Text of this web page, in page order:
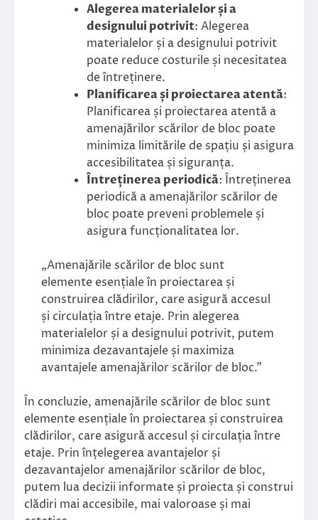
Alegerea materialelor și a
designului potrivit: Alegerea
materialelor și a designului potrivit
poate reduce costurile și necesitatea
de întreținere.
Planificarea și proiectarea atentă:
Planificarea și proiectarea atentă a
amenajărilor scărilor de bloc poate
minimiza limitările de spațiu și asigura
accesibilitatea și siguranța.
Întreținerea periodică: Întreținerea
periodică a amenajărilor scărilor de
bloc poate preveni problemele și
asigura funcționalitatea lor.
„Amenajările scărilor de bloc sunt
elemente esențiale în proiectarea și
construirea clădirilor, care asigură accesul
și circulația între etaje. Prin alegerea
materialelor și a designului potrivit, putem
minimiza dezavantajele și maximiza
avantajele amenajărilor scărilor de bloc.”
În concluzie, amenajările scărilor de bloc sunt
elemente esențiale în proiectarea și construirea
clădirilor, care asigură accesul și circulația între
etaje. Prin înțelegerea avantajelor și
dezavantajelor amenajărilor scărilor de bloc,
putem lua decizii informate și proiecta și construi
clădiri mai accesibile, mai valoroase și mai